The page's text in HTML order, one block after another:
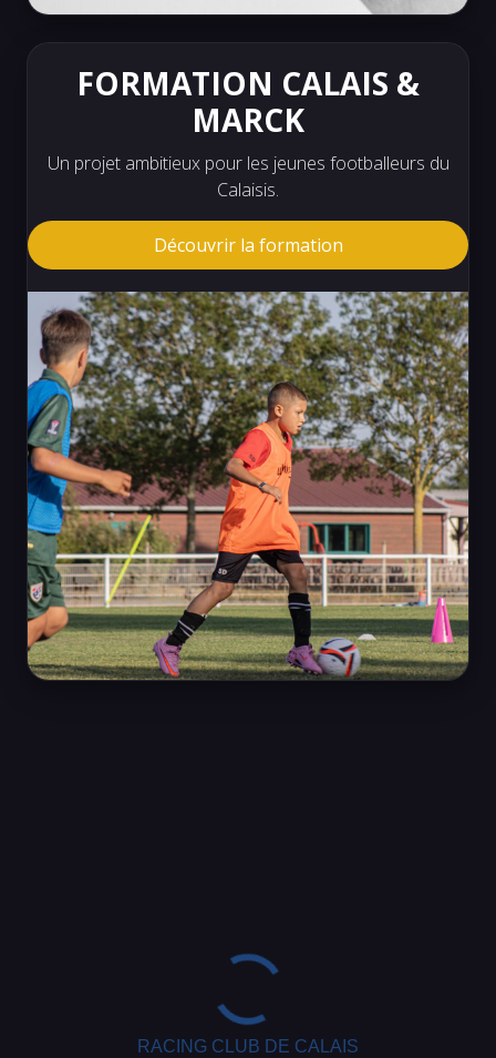
FORMATION CALAIS &
MARCK
Un projet ambitieux pour les jeunes footballeurs du
Calaisis.
Découvrir la formation
RACING CLUB DE CALAIS